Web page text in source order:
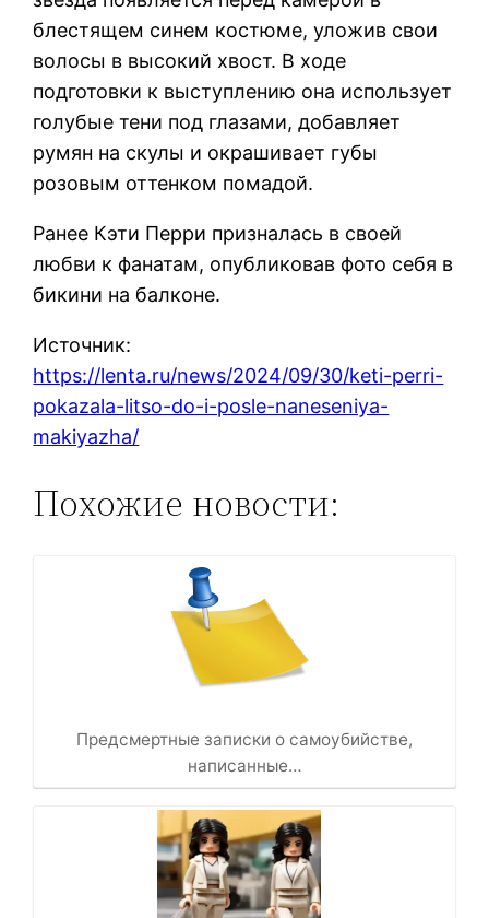
блестящем синем костюме, уложив свои
волосы в высокий хвост. В ходе
подготовки к выступлению она использует
голубые тени под глазами, добавляет
румян на скулы и окрашивает губы
розовым оттенком помадой.
Ранее Кэти Перри призналась в своей
любви к фанатам, опубликовав фото себя в
бикини на балконе.
Источник:
https://lenta.ru/news/2024/09/30/keti-perri-
pokazala-litso-do-i-posle-naneseniya-
makiyazha/
Похожие новости:
Предсмертные записки о самоубийстве,
написанные…